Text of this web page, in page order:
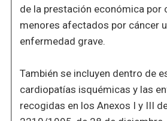
de la prestación económica por
menores afectados por cáncer
enfermedad grave.
También se incluyen dentro de
cardiopatías isquémicas y las
recogidas en los Anexos I y III